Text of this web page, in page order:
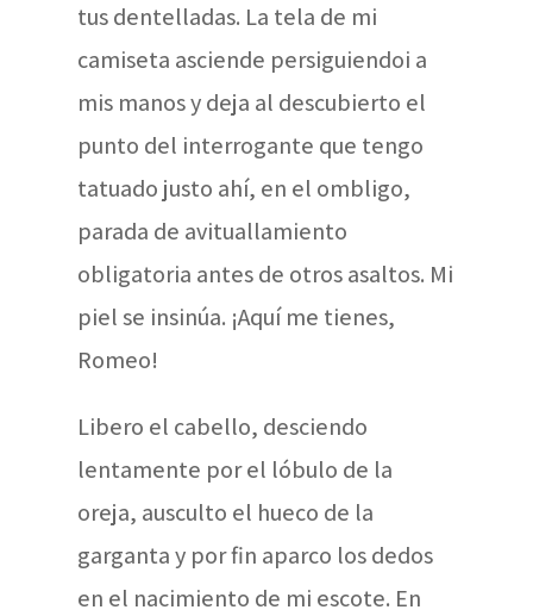
tus dentelladas. La tela de mi
camiseta asciende persiguiendoi a
mis manos y deja al descubierto el
punto del interrogante que tengo
tatuado justo ahí, en el ombligo,
parada de avituallamiento
obligatoria antes de otros asaltos. Mi
piel se insinúa. ¡Aquí me tienes,
Romeo!
Libero el cabello, desciendo
lentamente por el lóbulo de la
oreja, ausculto el hueco de la
garganta y por fin aparco los dedos
en el nacimiento de mi escote. En